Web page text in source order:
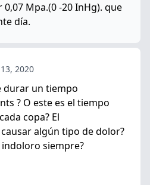
Mpa.(0 -20 InHg). que
día.
2020
durar un tiempo
? O este es el tiempo
copa? El
algún tipo de dolor?
indoloro siempre?